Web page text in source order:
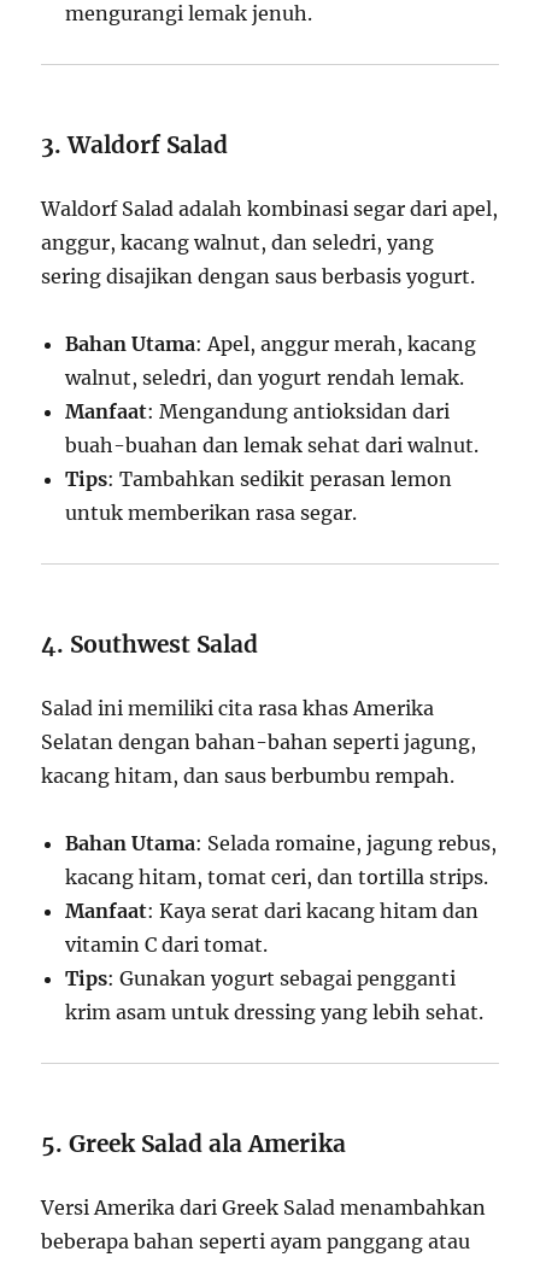
mengurangi lemak jenuh.
3. Waldorf Salad
Waldorf Salad adalah kombinasi segar dari apel,
anggur, kacang walnut, dan seledri, yang
sering disajikan dengan saus berbasis yogurt.
Bahan Utama: Apel, anggur merah, kacang
walnut, seledri, dan yogurt rendah lemak.
Manfaat: Mengandung antioksidan dari
buah-buahan dan lemak sehat dari walnut.
Tips: Tambahkan sedikit perasan lemon
untuk memberikan rasa segar.
4. Southwest Salad
Salad ini memiliki cita rasa khas Amerika
Selatan dengan bahan-bahan seperti jagung,
kacang hitam, dan saus berbumbu rempah.
Bahan Utama: Selada romaine, jagung rebus,
kacang hitam, tomat ceri, dan tortilla strips.
Manfaat: Kaya serat dari kacang hitam dan
vitamin C dari tomat.
Tips: Gunakan yogurt sebagai pengganti
krim asam untuk dressing yang lebih sehat.
5. Greek Salad ala Amerika
Versi Amerika dari Greek Salad menambahkan
beberapa bahan seperti ayam panggang atau